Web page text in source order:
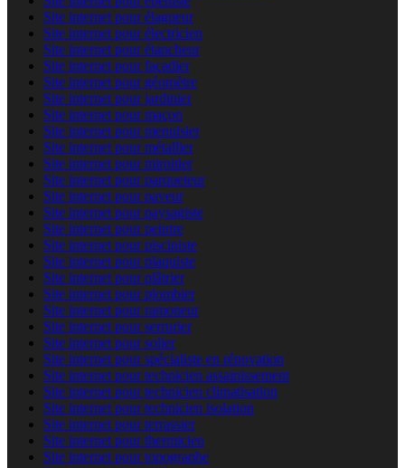
Site internet pour élagueur
Site internet pour électricien
Site internet pour étancheur
Site internet pour façadier
Site internet pour géomètre
Site internet pour jardinier
Site internet pour maçon
Site internet pour menuisier
Site internet pour métallier
Site internet pour miroitier
Site internet pour parqueteur
Site internet pour paveur
Site internet pour paysagiste
Site internet pour peintre
Site internet pour pisciniste
Site internet pour plaquiste
Site internet pour plâtrier
Site internet pour plombier
Site internet pour ramoneur
Site internet pour serrurier
Site internet pour solier
Site internet pour spécialiste en rénovation
Site internet pour technicien assainissement
Site internet pour technicien climatisation
Site internet pour technicien isolation
Site internet pour terrassier
Site internet pour thermicien
Site internet pour topographe